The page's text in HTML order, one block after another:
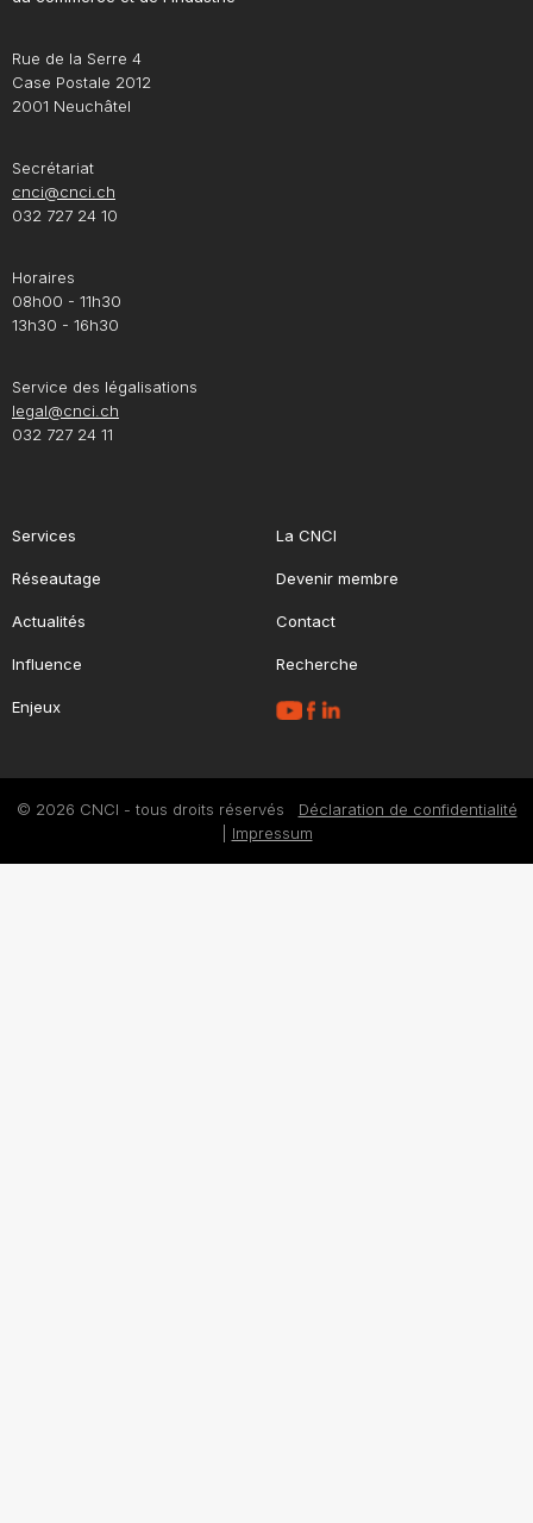
Rue de la Serre 4
Case Postale 2012
2001 Neuchâtel
Secrétariat
cnci@cnci.ch
032 727 24 10
Horaires
08h00 - 11h30
13h30 - 16h30
Service des légalisations
legal@cnci.ch
032 727 24 11
Services
Réseautage
Actualités
Influence
Enjeux
La CNCI
Devenir membre
Contact
Recherche
© 2026 CNCI - tous droits réservés Déclaration de confidentialité
Impressum